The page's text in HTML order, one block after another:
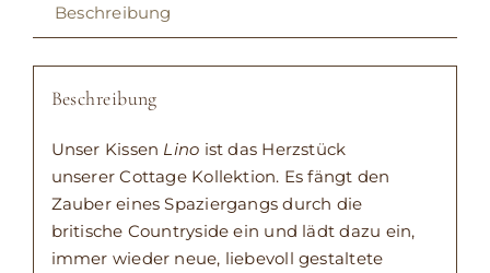
Beschreibung
Beschreibung
Unser Kissen Lino ist das Herzstück
unserer Cottage Kollektion. Es fängt den
Zauber eines Spaziergangs durch die
britische Countryside ein und lädt dazu ein,
immer wieder neue, liebevoll gestaltete